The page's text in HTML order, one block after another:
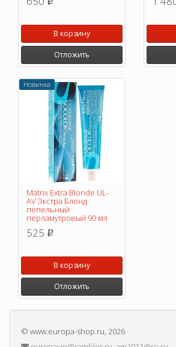
p
В корзину
Отложить
Новинка
Matrix Extra Blonde UL-
AV Экстра Блонд
пепельный
перламутровый 90 мл
525 p
В корзину
Отложить
© www.europa-shop.ru, 2026